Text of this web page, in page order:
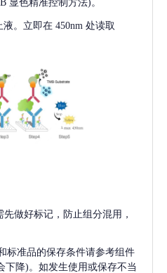
显色精准控制方法)。
。立即在 450nm 处读取
做好标记，防止组分混用，
标准品的保存条件请参考组件
下降)。如发生使用或保存不当